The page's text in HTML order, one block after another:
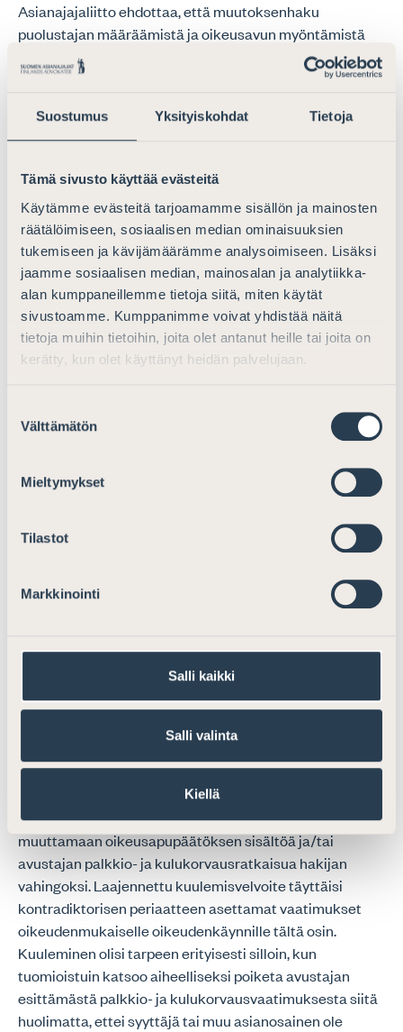
Suostumus Yksityiskohdat Tietoja
Tämä sivusto käyttää evästeitä
Käytämme evästeitä tarjoamamme sisällön ja mainosten
räätälöimiseen, sosiaalisen median ominaisuuksien
tukemiseen ja kävijämäärämme analysoimiseen. Lisäksi
jaamme sosiaalisen median, mainosalan ja analytiikka-
alan kumppaneillemme tietoja siitä, miten käytät
sivustoamme. Kumppanimme voivat yhdistää näitä
tietoja muihin tietoihin, joita olet antanut heille tai joita on
kerätty, kun olet käyttänyt heidän palvelujaan.
valinta
Välttämätön
Mieltymykset
Tilastot
Markkinointi
Salli kaikki
Salli valinta
Kiellä
Asianajajaliitto ehdottaa, että muutoksenhaku
puolustajan määräämistä ja oikeusavun myöntämistä
koskeviin alioikeuden päätöksiin toteutettaisiin
samankaltaisena kantelumenettelynä, jollaista
vangitsemispäätösten muutoksenhakuun.
Kantelumenettely mahdollistaisi sen, että epäillyllä olisi
määräämistä koskevan päätöksensä uudelleen
käsittelemiseksi ennen kuin ne pääasiassa annetun
ratkaisun johdosta kävisivät hyödyttömiksi.
Artikla 7 Oikeusapupalvelujen laatu ja koulutus
Asianajajaliitolla ei ole lausuttavaa oikeusapupalvelujen
laadusta ja koulutuksesta.
Asianajajaliitto viittaa avustajan määräämistä koskevan
olisi kiinnitettävä erityistä huomiota oikeusavun
tuomioistuin voi muuttaa oikeusaputoimiston päätöstä
ratkaisussaan riippumatta siitä, onko hakijalle määrätty
rikosoikeudenkäyntilain mukainen puolustaja tai onko
hakijalle myönnetty oikeusapua oikeusapulain nojalla.
Asianajajaliitto ehdottaa, että säädettävässä laissa
tuomioistuin velvoitettaisiin kuulemaan hakijaa ainakin
silloin, kun tuomioistuin mahdollisesti päätyy
muuttamaan oikeusapupäätöksen sisältöä ja/tai
avustajan palkkio- ja kulukorvausratkaisua hakijan
vahingoksi. Laajennettu kuulemisvelvoite täyttäisi
kontradiktorisen periaatteen asettamat vaatimukset
oikeudenmukaiselle oikeudenkäynnille tältä osin.
Kuuleminen olisi tarpeen erityisesti silloin, kun
tuomioistuin katsoo aiheelliseksi poiketa avustajan
esittämästä palkkio- ja kulukorvausvaatimuksesta siitä
huolimatta, ettei syyttäjä tai muu asianosainen ole